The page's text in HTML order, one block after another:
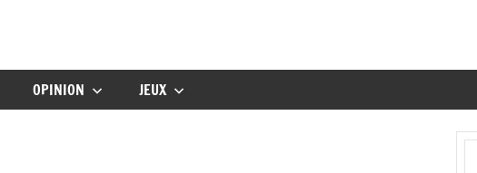
OPINION JEUX